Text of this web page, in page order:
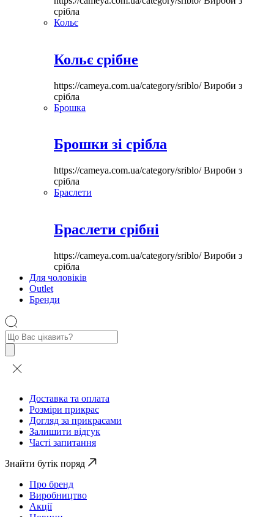
срібла
Кольє
Кольє срібне
https://cameya.com.ua/category/sriblo/Вироби з
срібла
Брошка
Брошки зі срібла
https://cameya.com.ua/category/sriblo/Вироби з
срібла
Браслети
Браслети срібні
https://cameya.com.ua/category/sriblo/Вироби з
срібла
Для чоловіків
Outlet
Бренди
Пошук
товарів
Доставка та оплата
Розміри прикрас
Догляд за прикрасами
Залишити відгук
Часті запитання
Знайти бутік поряд
Про бренд
Виробництво
Акції